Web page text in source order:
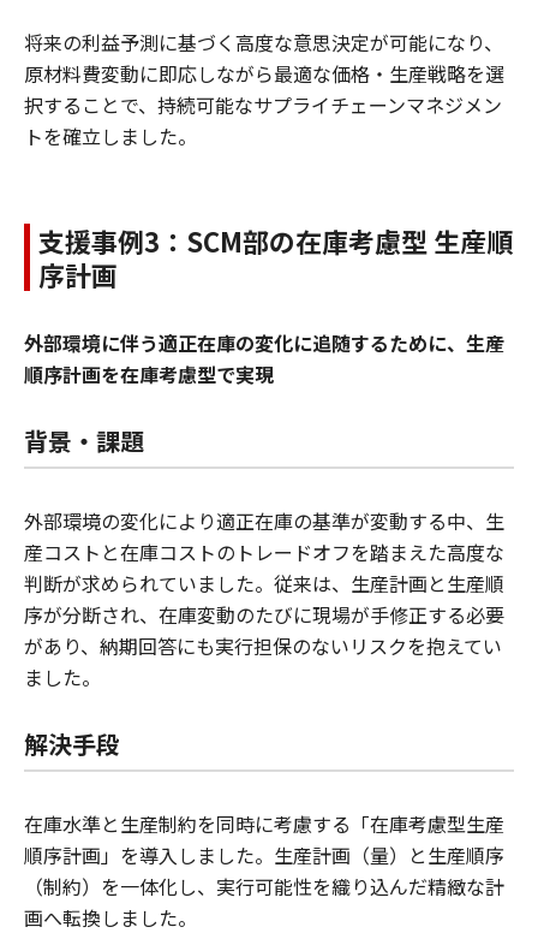
将来の利益予測に基づく高度な意思決定が可能になり、
原材料費変動に即応しながら最適な価格・生産戦略を選
択することで、持続可能なサプライチェーンマネジメン
トを確立しました。
支援事例3：SCM部の在庫考慮型 生産順
序計画
外部環境に伴う適正在庫の変化に追随するために、生産
順序計画を在庫考慮型で実現
背景・課題
外部環境の変化により適正在庫の基準が変動する中、生
産コストと在庫コストのトレードオフを踏まえた高度な
判断が求められていました。従来は、生産計画と生産順
序が分断され、在庫変動のたびに現場が手修正する必要
があり、納期回答にも実行担保のないリスクを抱えてい
ました。
解決手段
在庫水準と生産制約を同時に考慮する「在庫考慮型生産
順序計画」を導入しました。生産計画（量）と生産順序
（制約）を一体化し、実行可能性を織り込んだ精緻な計
画へ転換しました。